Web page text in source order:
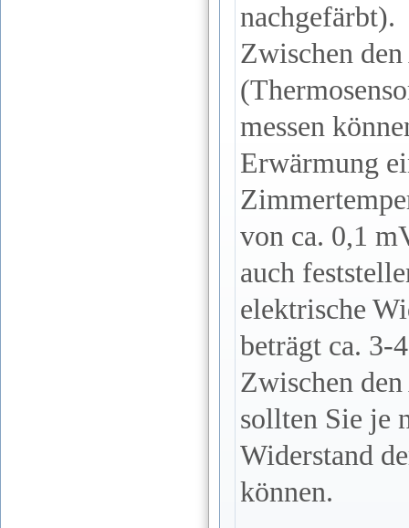
nachgefärbt).
Zwischen
messen
Erwärmung
von ca. 0,1
auch
elektrische
beträgt ca. 3-
Zwischen
sollten Sie je
Widerstand
können.